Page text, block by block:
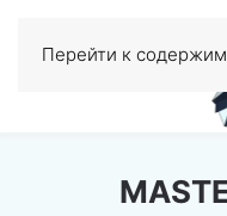
Перейти к
0